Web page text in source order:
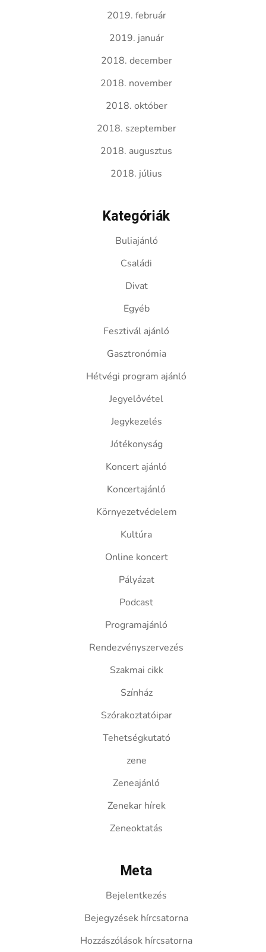
2019. február
2019. január
2018. december
2018. november
2018. október
2018. szeptember
2018. augusztus
2018. július
Kategóriák
Buliajánló
Családi
Divat
Egyéb
Fesztivál ajánló
Gasztronómia
Hétvégi program ajánló
Jegyelővétel
Jegykezelés
Jótékonyság
Koncert ajánló
Koncertajánló
Környezetvédelem
Kultúra
Online koncert
Pályázat
Podcast
Programajánló
Rendezvényszervezés
Szakmai cikk
Színház
Szórakoztatóipar
Tehetségkutató
zene
Zeneajánló
Zenekar hírek
Zeneoktatás
Meta
Bejelentkezés
Bejegyzések hírcsatorna
Hozzászólások hírcsatorna